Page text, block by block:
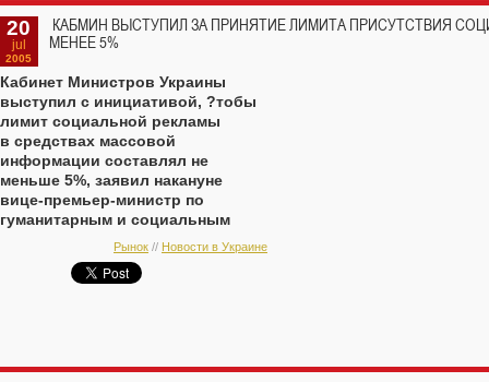
20
jul
2005
КАБMИН ВЫСТУПИЛ ЗА ПРИНЯТИЕ ЛИМИТА ПРИСУТСТВИЯ
МЕНЕЕ 5%
Кабинет Министров Украины
выступил с инициативой, ?тобы
лимит социальной рекламы
в средствах массовой
информации составлял не
меньше 5%, заявил накануне
вице-премьер-министр по
гуманитарным и социальным
вопросам Николай Томенко.
Рынок // Новости в Украине